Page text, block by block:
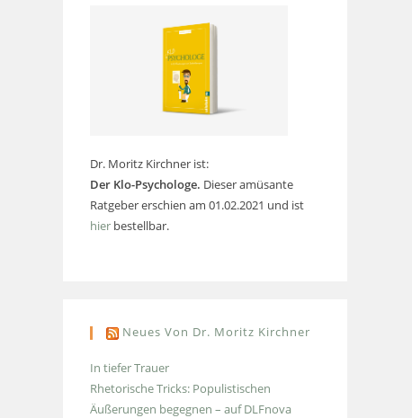
Dr. Moritz Kirchner ist:
Der Klo-Psychologe. Dieser amüsante
Ratgeber erschien am 01.02.2021 und ist
hier bestellbar.
Neues Von Dr. Moritz Kirchner
In tiefer Trauer
Rhetorische Tricks: Populistischen
Äußerungen begegnen – auf DLFnova